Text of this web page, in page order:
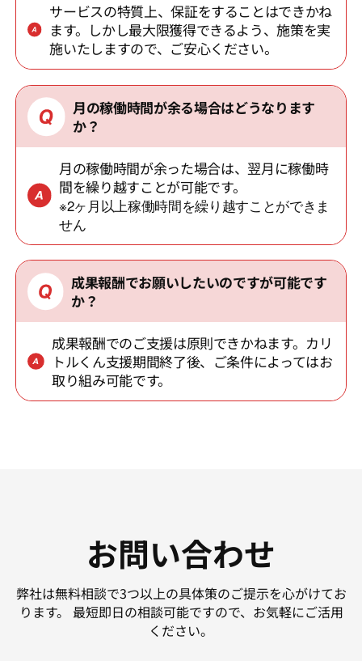
サービスの特質上、保証をすることはできかね
ます。しかし最大限獲得できるよう、施策を実
施いたしますので、ご安心ください。
月の稼働時間が余る場合はどうなります
か？
月の稼働時間が余った場合は、翌月に稼働時
間を繰り越すことが可能です。
※2ヶ月以上稼働時間を繰り越すことができま
せん
成果報酬でお願いしたいのですが可能です
か？
成果報酬でのご支援は原則できかねます。カリ
トルくん支援期間終了後、ご条件によってはお
取り組み可能です。
お問い合わせ
弊社は無料相談で3つ以上の具体策のご提示を心がけてお
ります。
最短即日の相談可能ですので、お気軽にご活用
ください。